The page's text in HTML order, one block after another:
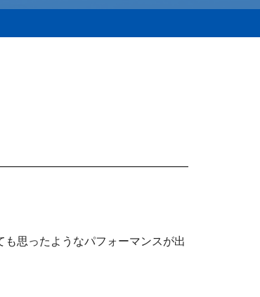
思ったようなパフォーマンスが出